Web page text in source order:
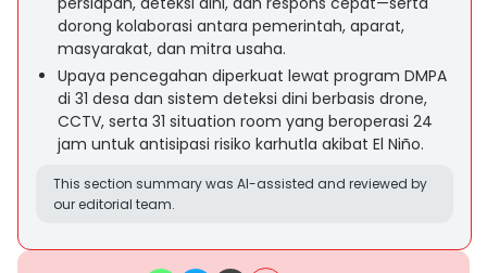
dorong kolaborasi antara pemerintah, aparat,
masyarakat, dan mitra usaha.
Upaya pencegahan diperkuat lewat program DMPA
di 31 desa dan sistem deteksi dini berbasis drone,
CCTV, serta 31 situation room yang beroperasi 24
jam untuk antisipasi risiko karhutla akibat El Niño.
This section summary was AI-assisted and reviewed by
our editorial team.